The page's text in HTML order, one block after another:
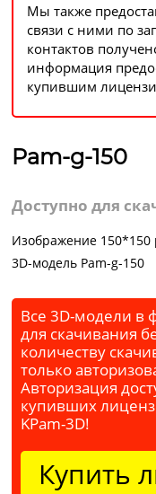
Мы также
связи с ними по
контактов
информация
купившим
Pam-g-150
Доступно для
Изображение 150*150
3D-модель Pam-g-150
Все 3D-модели в
для скачивания
количеству
только
Авторизация
купивших
KPam-3D!
Купить